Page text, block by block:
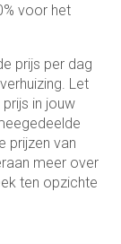
voor het
prijs per dag
Let
in jouw
prijzen van
meer over
ten opzichte